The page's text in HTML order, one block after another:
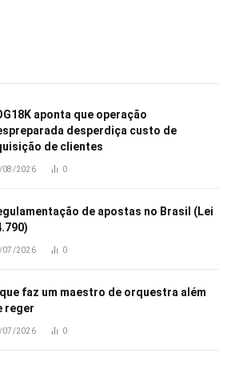
aponta que operação
desperdiça custo de
de clientes
08/2026 0
de apostas no Brasil (Lei
07/2026 0
que faz um maestro de orquestra além
reger
07/2026 0